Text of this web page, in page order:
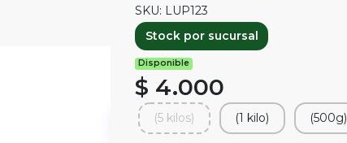
SKU: LUP123
Stock por sucursal
Disponible
$ 4.000
(5 kilos) (1 kilo) (500g)